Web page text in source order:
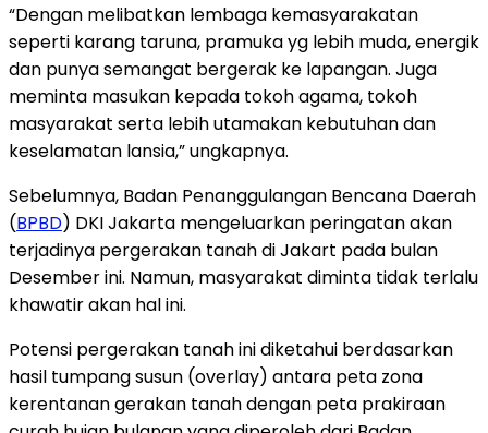
“Dengan melibatkan lembaga kemasyarakatan
seperti karang taruna, pramuka yg lebih muda, energik
dan punya semangat bergerak ke lapangan. Juga
meminta masukan kepada tokoh agama, tokoh
masyarakat serta lebih utamakan kebutuhan dan
keselamatan lansia,” ungkapnya.
Sebelumnya, Badan Penanggulangan Bencana Daerah
(BPBD) DKI Jakarta mengeluarkan peringatan akan
terjadinya pergerakan tanah di Jakart pada bulan
Desember ini. Namun, masyarakat diminta tidak terlalu
khawatir akan hal ini.
Potensi pergerakan tanah ini diketahui berdasarkan
hasil tumpang susun (overlay) antara peta zona
kerentanan gerakan tanah dengan peta prakiraan